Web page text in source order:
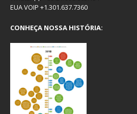
EUA VOIP +1.301.637.7360
CONHEÇA NOSSA HISTÓRIA: